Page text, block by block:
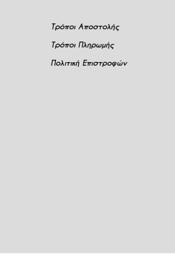
Τρόποι Αποστολής
Τρόποι Πληρωμής
Πολιτική Επιστροφών